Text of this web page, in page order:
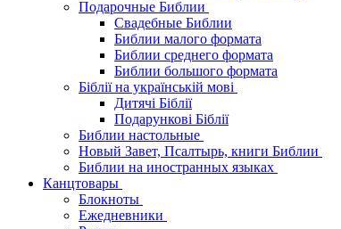
Подарочные Библии
Свадебные Библии
Библии малого формата
Библии среднего формата
Библии большого формата
Біблії на українській мові
Дитячі Біблії
Подарункові Біблії
Библии настольные
Новый Завет, Псалтырь, книги Библии
Библии на иностранных языках
Канцтовары
Блокноты
Ежедневники